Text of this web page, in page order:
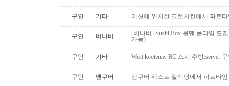
구인 기타 미션에 위치한 크런치킨에서 파트
구인 버나비
[버나비] Sushi Box 롤맨 풀타임 모
가능)
구인 기타 West kootenay BC 스시.주방.server
구인 밴쿠버 벤쿠버 웨스트 일식당에서 파트타